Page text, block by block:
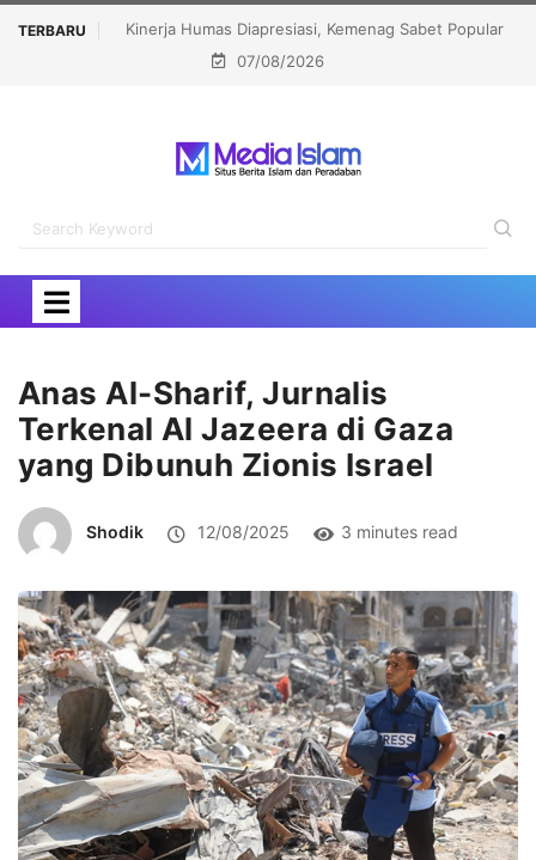
TERBARU
Popular
Menhaj: IKLHI 2026 Bukti Layanan Haji Kian Berkualitas
07/08/2026
Anas Al-Sharif, Jurnalis
Terkenal Al Jazeera di Gaza
yang Dibunuh Zionis Israel
Shodik 12/08/2025 3 minutes read